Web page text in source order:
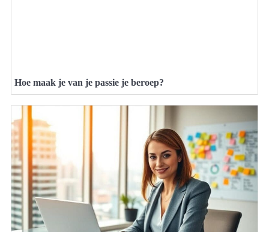
Hoe maak je van je passie je beroep?